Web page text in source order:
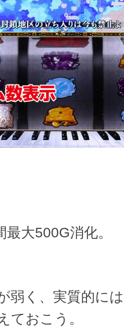
大500G消化。
弱く、実質的に
ておこう。